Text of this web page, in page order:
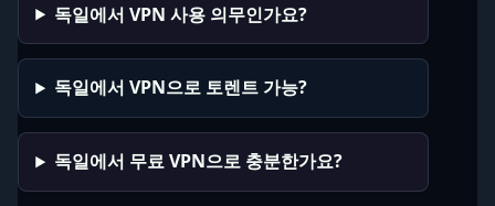
독일에서 VPN 사용 의무인가요?
독일에서 VPN으로 토렌트 가능?
독일에서 무료 VPN으로 충분한가요?